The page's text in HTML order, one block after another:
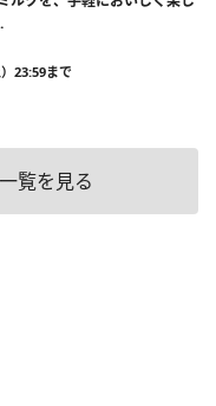
23:59まで
覧を見る